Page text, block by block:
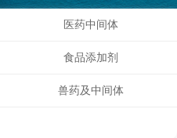
医药中间体
食品添加剂
兽药及中间体